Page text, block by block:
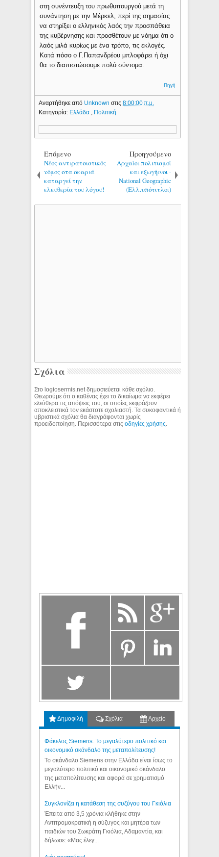
στη συνέντευξη του πρωθυπουργού μετά τη
συνάντηση με την Μέρκελ, περί της σημασίας
να στηρίξει ο ελληνικός λαός την προσπάθεια
της κυβέρνησης και προσθέτουν με νόημα ότι ο
λαός μιλά κυρίως με ένα τρόπο, τις εκλογές.
Κατά πόσο ο Γ.Παπανδρέου μπλοφάρει ή όχι
θα το διαπιστώσουμε πολύ σύντομα.
Πηγή
Αναρτήθηκε από Unknownστις8:00:00 π.μ.
Κατηγορία: Ελλάδα , Πολιτική
Επόμενο
Νέος αντιρατσιστικός
νόμος στα σκαριά
καταργεί την
ελευθερία του λόγου!
Προηγούμενο
Αρχαίοι πολιτισμοί
και εξωγήινοι -
National Geographic
(Ελλ.υπότιτλοι)
Σχόλια
Στο logiosermis.net δημοσιεύεται κάθε σχόλιο.
Θεωρούμε ότι ο καθένας έχει το δικαίωμα να εκφέρει
ελεύθερα τις απόψεις του, οι οποίες εκφράζουν
αποκλειστικά τον εκάστοτε σχολιαστή. Τα συκοφαντικά ή
υβριστικά σχόλια θα διαγράφονται χωρίς
προειδοποίηση. Περισσότερα στιςοδηγίες χρήσης.
Δημοφιλή Σχόλια Αρχείο
Φάκελος Siemens: Το μεγαλύτερο πολιτικό και
οικονομικό σκάνδαλο της μεταπολίτευσης!
Το σκάνδαλο Siemens στην Ελλάδα είναι ίσως το
μεγαλύτερο πολιτικό και οικονομικό σκάνδαλο
της μεταπολίτευσης και αφορά σε χρηματισμό
Ελλήν...
Συγκλονίζει η κατάθεση της συζύγου του Γκιόλια
Έπειτα από 3,5 χρόνια κλήθηκε στην
Αντιτρομοκρατική η σύζυγος και μητέρα των
παιδιών του Σωκράτη Γκιόλια, Αδαμαντία, και
δήλωσε: «Μας έλεγ...